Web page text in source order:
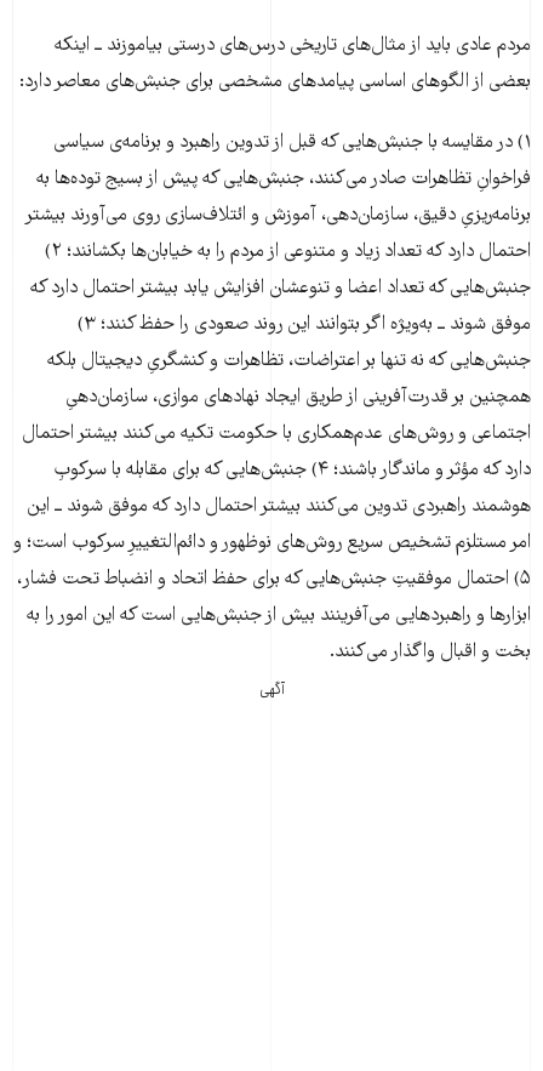
مردم عادی باید از مثال‌های تاریخی درس‌های درستی بیاموزند ــ اینکه
بعضی از الگوهای اساسی پیامدهای مشخصی برای جنبش‌های معاصر دارد:
۱) در مقایسه با جنبش‌هایی که قبل از تدوین راهبرد و برنامه‌ی سیاسی
فراخوانِ تظاهرات صادر می‌کنند، جنبش‌هایی که پیش از بسیج توده‌ها به
برنامه‌ریزیِ دقیق، سازمان‌دهی، آموزش و ائتلاف‌سازی روی می‌آورند بیشتر
احتمال دارد که تعداد زیاد و متنوعی از مردم را به خیابان‌ها بکشانند؛ ۲)
جنبش‌هایی که تعداد اعضا و تنوعشان افزایش یابد بیشتر احتمال دارد که
موفق شوند ــ به‌ویژه اگر بتوانند این روند صعودی را حفظ کنند؛ ۳)
جنبش‌هایی که نه تنها بر اعتراضات، تظاهرات و کنشگریِ دیجیتال بلکه
همچنین بر قدرت‌آفرینی از طریق ایجاد نهادهای موازی، سازمان‌دهیِ
اجتماعی و روش‌های عدم‌همکاری با حکومت تکیه می‌کنند بیشتر احتمال
دارد که مؤثر و ماندگار باشند؛ ۴) جنبش‌هایی که برای مقابله با سرکوبِ
هوشمند راهبردی تدوین می‌کنند بیشتر احتمال دارد که موفق شوند ــ این
امر مستلزم تشخیص سریع روش‌های نوظهور و دائم‌التغییرِ سرکوب است؛ و
۵) احتمال موفقیتِ جنبش‌هایی که برای حفظ اتحاد و انضباط تحت فشار،
ابزارها و راهبردهایی می‌آفرینند بیش از جنبش‌هایی است که این امور را به
بخت و اقبال واگذار می‌کنند.
آگهی